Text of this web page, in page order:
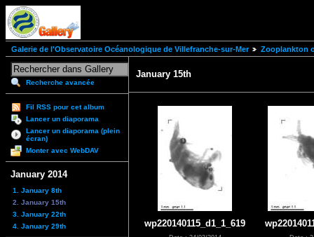
Galerie de l'Observatoire Océanologique de Villefranche-sur-Mer Zooplankton
Recherche avancée
Fil RSS pour cet album
Lancer un diaporama
Lancer un diaporama (plein
écran)
Monter avec WebDAV
January 2014
1. January 8th
2. January 15th
3. January 22th
4. January 29th
January 15th
wp220140115_d1_1_619